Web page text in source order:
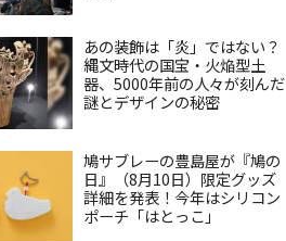
あの装飾は「炎」ではない？
縄文時代の国宝・火焔型土
器、5000年前の人々が刻んだ
謎とデザインの秘密
鳩サブレーの豊島屋が『鳩の
日』（8月10日）限定グッズ
詳細を発表！今年はシリコン
ポーチ「はとっこ」